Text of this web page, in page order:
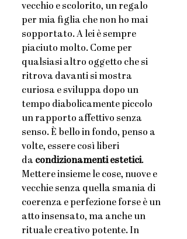
vecchio e scolorito, un regalo
per mia figlia che non ho mai
sopportato. A lei è sempre
piaciuto molto. Come per
qualsiasi altro oggetto che si
ritrova davanti si mostra
curiosa e sviluppa dopo un
tempo diabolicamente piccolo
un rapporto affettivo senza
senso. È bello in fondo, penso a
volte, essere così liberi
da condizionamenti estetici.
Mettere insieme le cose, nuove e
vecchie senza quella smania di
coerenza e perfezione forse è un
atto insensato, ma anche un
rituale creativo potente. In